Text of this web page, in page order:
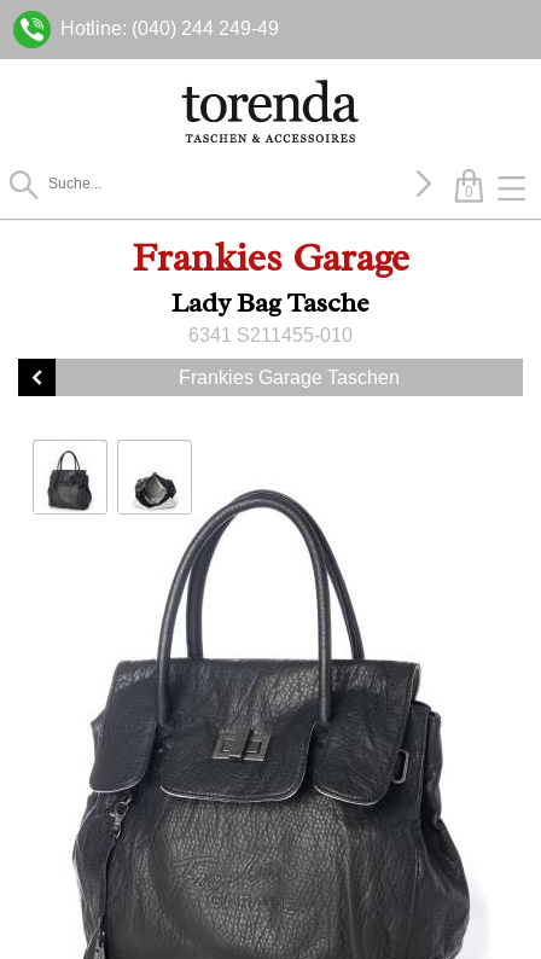
Hotline: (040) 244 249-49
0
Frankies Garage
Lady Bag Tasche
6341 S211455-010
Frankies Garage Taschen